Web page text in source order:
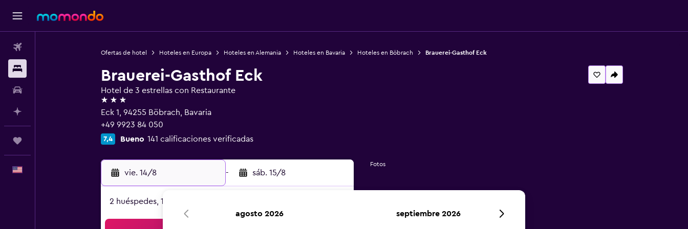
Ofertas de hotel Hoteles en Europa Hoteles en Alemania Hoteles en Bavaria Hoteles en Böbrach Brauerei-Gasthof Eck
Brauerei-Gasthof Eck
Hotel de 3 estrellas con Restaurante
3 estrellas
Eck 1, 94255 Böbrach, Bavaria
+49 9923 84 050
7,4 Bueno 141 calificaciones verificadas
vie. 14/8 - sáb. 15/8
2 huéspedes, 1 habitación
Fotos
agosto 2026 septiembre 2026